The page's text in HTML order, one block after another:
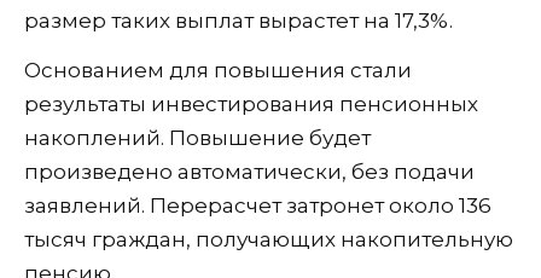
размер таких выплат вырастет на 17,3%.
Основанием для повышения стали
результаты инвестирования пенсионных
накоплений. Повышение будет
произведено автоматически, без подачи
заявлений. Перерасчет затронет около 136
тысяч граждан, получающих накопительную
пенсию.